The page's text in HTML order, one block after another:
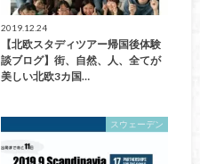
2019.12.24
【北欧スタディツアー帰国後体験
談ブログ】街、自然、人、全てが
美しい北欧3カ国…
スウェーデン